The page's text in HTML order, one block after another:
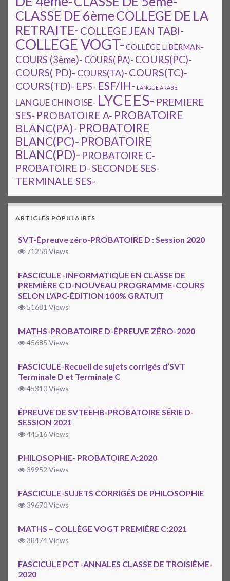
CLASSE DE 6èmeCOLLEGE DE LA
RETRAITE- COLLEGE JEAN TABI-
COLLEGE VOGT- COLLÈGE LIBERMAN-
COURS (3ème)- COURS( PA)- COURS(PC)-
COURS( PD)- COURS(TA)- COURS(TC)-
COURS(TD)- EPS- ESF/IH- LANGUE ARABE-
LANGUE CHINOISE- LYCEES- PREMIERE
SES- PROBATOIRE A- PROBATOIRE
BLANC(PA)- PROBATOIRE
BLANC(PC)- PROBATOIRE
BLANC(PD)- PROBATOIRE C-
PROBATOIRE D-SECONDE SES-
TERMINALE SES-
ARTICLES POPULAIRES
SVT-Épreuve zéro-PROBATOIRE D : Session 2020
71258 Views
FASCICULE -INFORMATIQUE EN CLASSE DE
PREMIÈRE C D-NOUVEAU PROGRAMME-COURS
SELON L’APC-ÉDITION 100% GRATUIT
51681 Views
MATHS-PROBATOIRE D-ÉPREUVE ZÉRO-2020
45685 Views
FASCICULE-Recueil de sujets corrigés d’SVT
Terminale D et Terminale C
45310 Views
ÉPREUVE DE SVTEEHB-PROBATOIRE SÉRIE D-
SESSION 2021
44516 Views
PHILOSOPHIE- PROBATOIRE A:2020
39952 Views
FASCICULE-SUJETS CORRIGÉS DE PHILOSOPHIE
39670 Views
MATHS – COLLÈGE VOGT PREMIÈRE C:2021
38474 Views
FASCICULE PCT -ANNALES CLASSE DE TROISIÈME-
2020